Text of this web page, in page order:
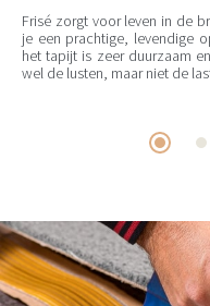
Frisé zorgt voor leven in de
je een prachtige, levendige
het tapijt is zeer duurzaam
wel de lusten, maar niet de